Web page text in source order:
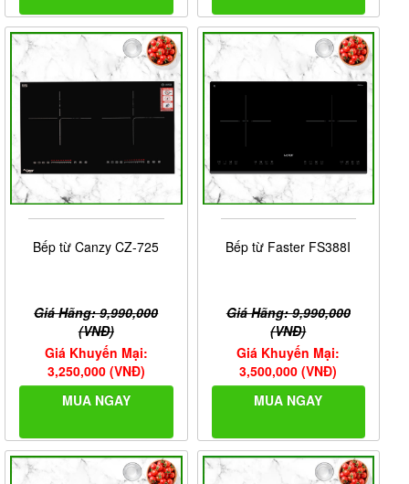
Bếp từ Canzy CZ-725
Giá Hãng: 9,990,000
(VNĐ)
Giá Khuyến Mại:
3,250,000 (VNĐ)
MUA NGAY
Bếp từ Faster FS388I
Giá Hãng: 9,990,000
(VNĐ)
Giá Khuyến Mại:
3,500,000 (VNĐ)
MUA NGAY